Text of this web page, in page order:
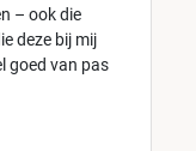
– ook die
deze bij mij
goed van pas